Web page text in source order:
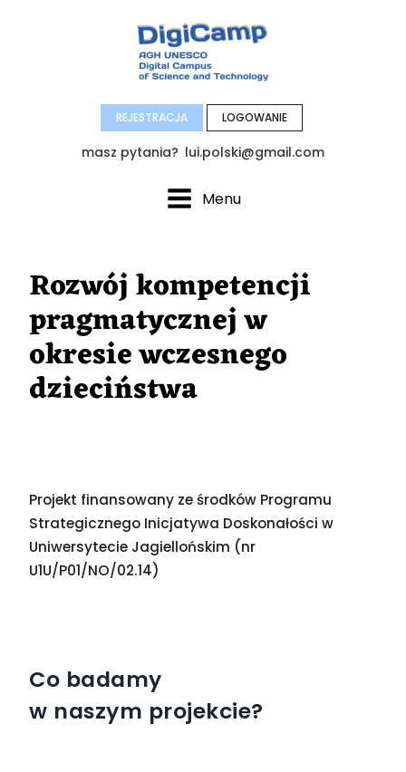
REJESTRACJA LOGOWANIE
masz pytania? lui.polski@gmail.com
Menu
Rozwój kompetencji
pragmatycznej w
okresie wczesnego
dzieciństwa
Projekt finansowany ze środków Programu
Strategicznego Inicjatywa Doskonałości w
Uniwersytecie Jagiellońskim (nr
U1U/P01/NO/02.14)
Co badamy
w naszym projekcie?